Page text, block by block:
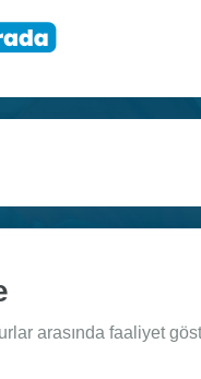
arasında faaliyet